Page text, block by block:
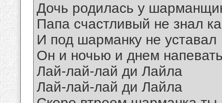
Дочь родилась у
Папа счастливый не знал
И под шарманку не уставал
Он и ночью и днем
Лай-лай-лай ди Лайла
Лай-лай-лай ди Лайла